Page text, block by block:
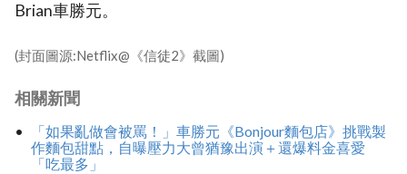
Brian車勝元。
(封面圖源:Netflix@《信徒2》截圖)
相關新聞
「如果亂做會被罵！」車勝元《Bonjour麵包店》挑戰製
作麵包甜點，自曝壓力大曾猶豫出演＋還爆料金喜愛
「吃最多」